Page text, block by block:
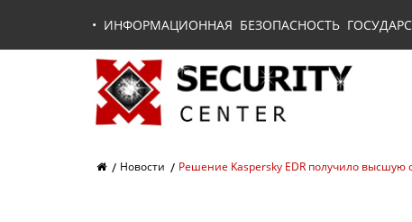
• ИНФОРМАЦИОННАЯ БЕЗОПАСНОСТЬ
Новости Решение Kaspersky EDR получило высшую